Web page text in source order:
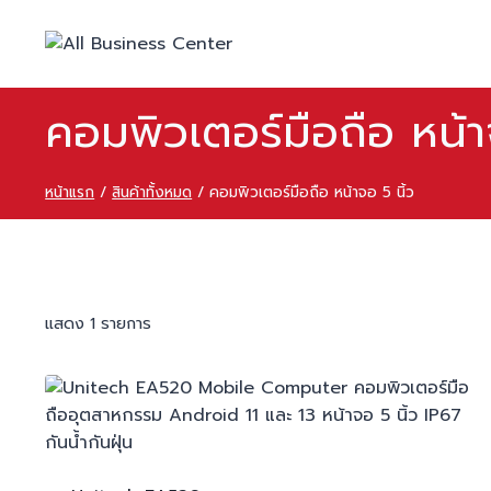
คอมพิวเตอร์มือถือ หน้
หน้าแรก / สินค้าทั้งหมด / คอมพิวเตอร์มือถือ หน้าจอ 5 นิ้ว
แสดง 1 รายการ